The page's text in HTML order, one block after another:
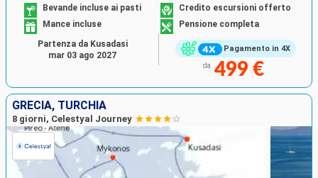
Pagamento in 4X
Bevande incluse ai pasti
Credito escursioni offerto
Mance incluse
Pensione completa
da 499 €
Partenza da Kusadasi
mar 03 ago 2027
GRECIA, TURCHIA
8 giorni, Celestyal Journey